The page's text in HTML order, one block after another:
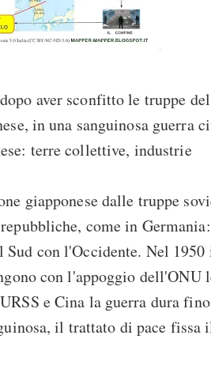
aver sconfitto le truppe del
in una sanguinosa guerra
terre collettive, industrie
giapponese dalle truppe
come in Germania:
Sud con l'Occidente. Nel
con l'appoggio dell'ONU
e Cina la guerra dura
il trattato di pace fissa